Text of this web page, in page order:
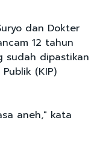
dan Dokter
12 tahun
sudah dipastikan
(KIP)
aneh," kata